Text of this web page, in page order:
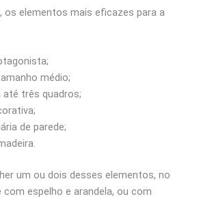
os elementos mais eficazes para a
médio;
três quadros;
de parede;
um ou dois desses elementos, no
com espelho e arandela, ou com